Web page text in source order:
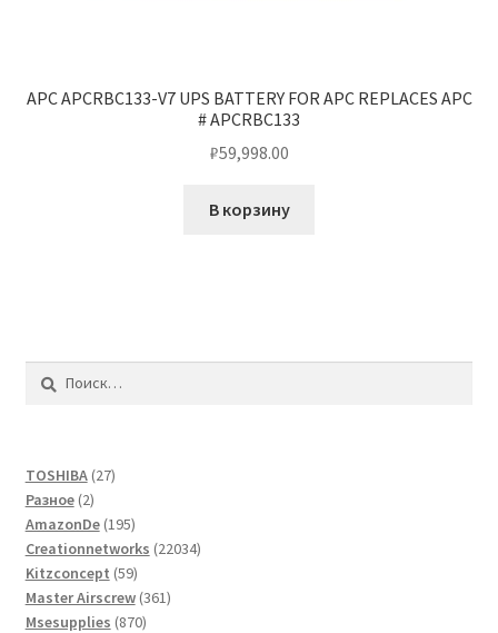
APC APCRBC133-V7 UPS BATTERY FOR APC REPLACES APC
# APCRBC133
₽59,998.00
В корзину
Найти:
TOSHIBA 2727
Разное 22
товара
AmazonDe 195195
товаров
Creationnetworks 2203422034
Kitzconcept 5959
товаров
Master Airscrew 361361
Msesupplies 870870